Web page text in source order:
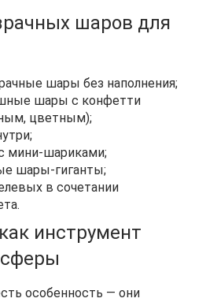
шаров для
шары без наполнения;
шары с конфетти
цветным);
мини-шариками;
шары-гиганты;
в сочетании
инструмент
особенность — они